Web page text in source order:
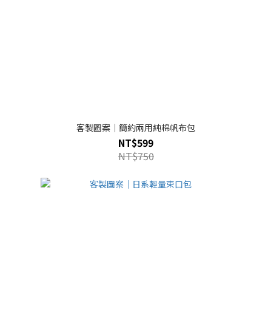
客製圖案｜簡約兩用純棉帆布包
NT$599
NT$750